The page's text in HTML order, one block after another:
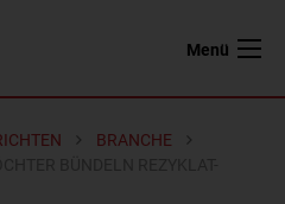
Menü
BRANCHE